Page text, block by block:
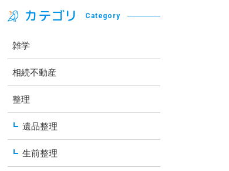
葬儀プラン
会社概要
カテゴリ Category
雑学
相続不動産
整理
遺品整理
生前整理